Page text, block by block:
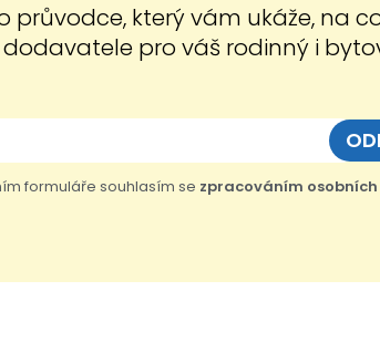
průvodce, který vám ukáže, na
pro váš rodinný i
formuláře souhlasím se zpracováním